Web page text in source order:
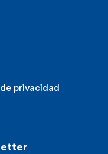
privacidad